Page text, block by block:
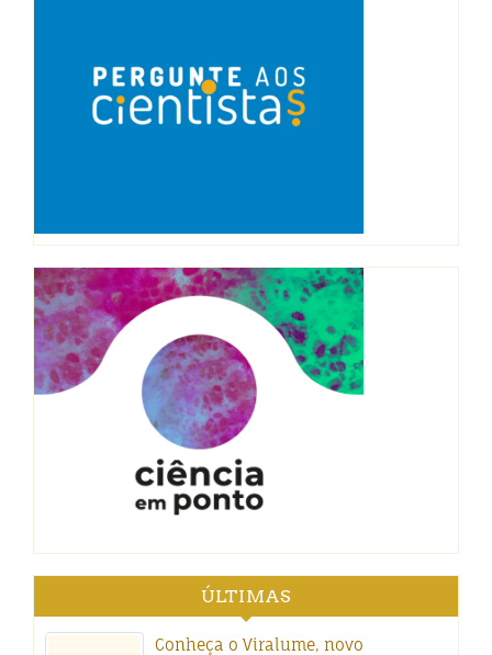
ÚLTIMAS
Conheça o Viralume, novo